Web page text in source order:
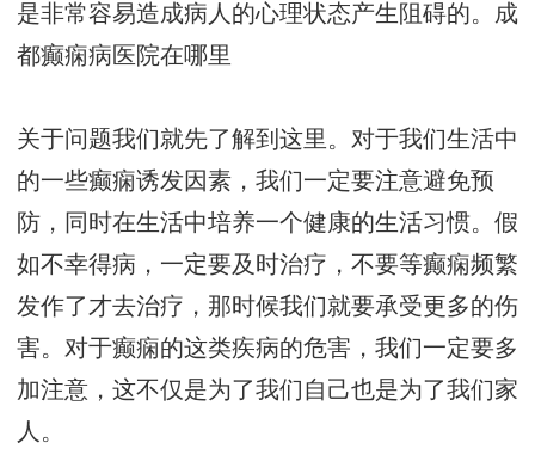
是非常容易造成病人的心理状态产生阻碍的。 成
都癫痫病医院在哪里
关于问题我们就先了解到这里。对于我们生活中
的一些癫痫诱发因素，我们一定要注意避免预
防，同时在生活中培养一个健康的生活习惯。假
如不幸得病，一定要及时治疗，不要等癫痫频繁
发作了才去治疗，那时候我们就要承受更多的伤
害。对于癫痫的这类疾病的危害，我们一定要多
加注意，这不仅是为了我们自己也是为了我们家
人。